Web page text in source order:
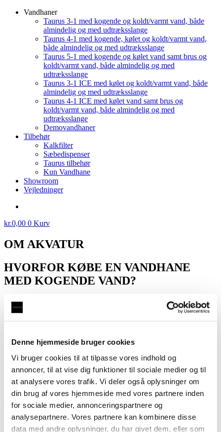
Denne hjemmeside bruger cookies
Vi bruger cookies til at tilpasse vores indhold og
annoncer, til at vise dig funktioner til sociale medier og til
at analysere vores trafik. Vi deler også oplysninger om
din brug af vores hjemmeside med vores partnere inden
for sociale medier, annonceringspartnere og
analysepartnere. Vores partnere kan kombinere disse
data med andre oplysninger, du har givet dem, eller som
Vandhaner
Taurus 3-1 med kogende og koldt/varmt vand, både
almindelig og med udtræksslange
Taurus 4-1 med kogende, kølet og koldt/varmt vand,
både almindelig og med udtræksslange
Taurus 5-1 med kogende og kølet vand samt brus og
koldt/varmt vand, både almindelig og med
udtræksslange
Taurus 3-1 ICE med kølet og koldt/varmt vand, både
almindelig og med udtræksslange
Taurus 4-1 ICE med kølet vand samt brus og
koldt/varmt vand, både almindelig og med
udtræksslange
Demovandhaner
Tilbehør
Kalkfilter
Sæbedispenser
Taurus tilbehør
Kun Vandhane
Showroom
Vejledninger
kr.0,00 0 Kurv
OM AKVATUR
HVORFOR KØBE EN VANDHANE
MED KOGENDE VAND?
Fra bålet til komfuret til elkedlen. Kogende vand har til alle tider
været en livsnødvendighed for os mennesker, og udviklingen af de
forskellige remedier til at få vandet til at boble vidner om vores
have kogende vand ved hånden når som helst. Du behøver ikke
længere at vente på elkedlen, og samtidig sparer du både plads og
bruger kun den mængde vand, som er nødvendig. Lettere bliver det
ikke!
KOGENDE VAND, KØLET VAND OG
VAND MED BRUS DIREKTE FRA
VANDHANEN